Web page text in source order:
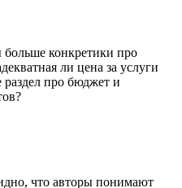
больше конкретики про
ли цена за услуги
про бюджет и
что авторы понимают